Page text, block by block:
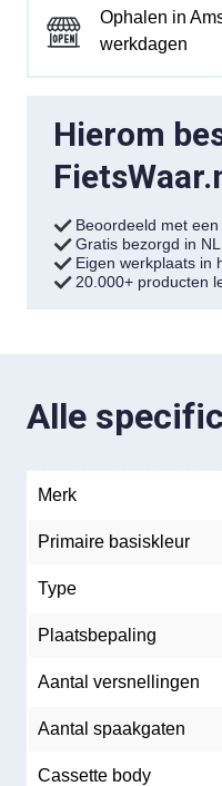
Ophalen in
werkdagen
Hierom
Beoordeeld met
Gratis bezorgd in
Eigen werkplaats in
20.000+ producten
Alle
Merk
Primaire basiskleur
Type
Plaatsbepaling
Aantal versnellingen
Aantal spaakgaten
Cassette body